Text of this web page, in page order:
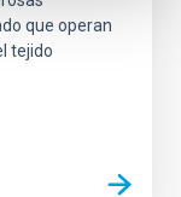
que operan
tejido